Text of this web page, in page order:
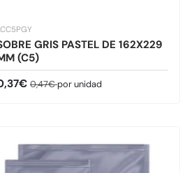
GRIS PASTEL DE 162X229
(C5)
de venta
Precio normal
0,47€por unidad